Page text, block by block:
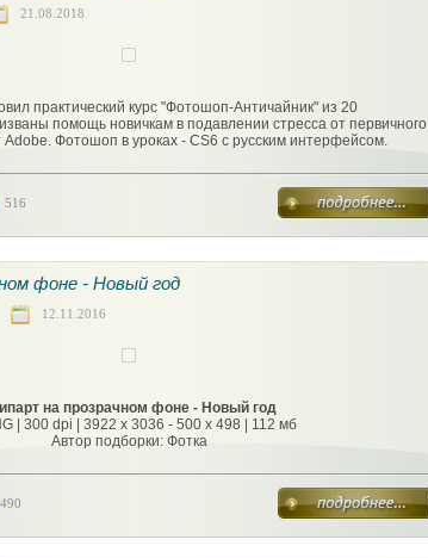
21.08.2018
практический курс "Фотошоп-Античайник" из 20
помощь новичкам в подавлении стресса от первичного
Adobe. Фотошоп в уроках - CS6 с русским интерфейсом.
516
фоне - Новый год
12.11.2016
на прозрачном фоне - Новый год
| 300 dpi | 3922 x 3036 - 500 х 498 | 112 мб
Автор подборки: Фотка
490